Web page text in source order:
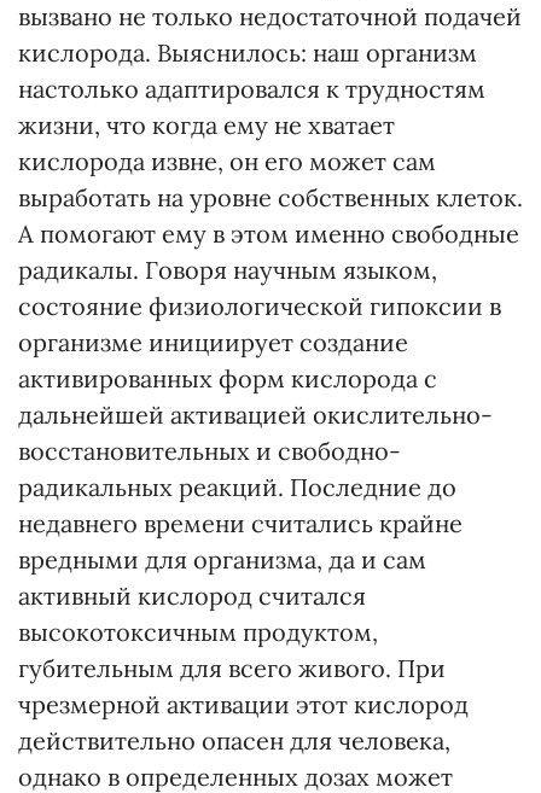
вызвано не только недостаточной подачей
кислорода. Выяснилось: наш организм
настолько адаптировался к трудностям
жизни, что когда ему не хватает
кислорода извне, он его может сам
выработать на уровне собственных клеток.
А помогают ему в этом именно свободные
радикалы. Говоря научным языком,
состояние физиологической гипоксии в
организме инициирует создание
активированных форм кислорода с
дальнейшей активацией окислительно-
восстановительных и свободно-
радикальных реакций. Последние до
недавнего времени считались крайне
вредными для организма, да и сам
активный кислород считался
высокотоксичным продуктом,
губительным для всего живого. При
чрезмерной активации этот кислород
действительно опасен для человека,
однако в определенных дозах может